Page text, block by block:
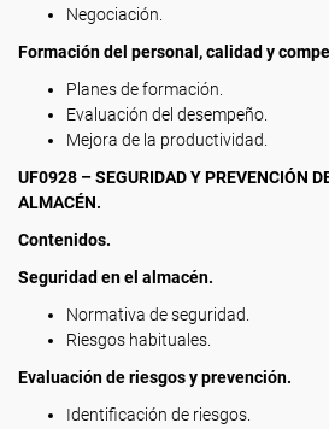
Negociación.
Formación del personal, calidad y
Planes de formación.
Evaluación del desempeño.
Mejora de la productividad.
UF0928 – SEGURIDAD Y PREVENCIÓN
ALMACÉN.
Contenidos.
Seguridad en el almacén.
Normativa de seguridad.
Riesgos habituales.
Evaluación de riesgos y prevención.
Identificación de riesgos.